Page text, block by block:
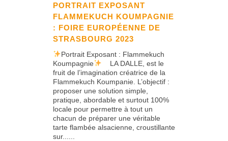
PORTRAIT EXPOSANT
FLAMMEKUCH KOUMPAGNIE
: FOIRE EUROPÉENNE DE
STRASBOURG 2023
Portrait Exposant : Flammekuch
Koumpagnie
LA DALLE, est le
fruit de l’imagination créatrice de la
Flammekuch Koumpanie. L’objectif :
proposer une solution simple,
pratique, abordable et surtout 100%
locale pour permettre à tout un
chacun de préparer une véritable
tarte flambée alsacienne, croustillante
sur......